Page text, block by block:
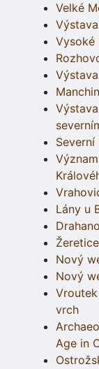
Velké
Lány u
Nový
Nový
vrch
Age in